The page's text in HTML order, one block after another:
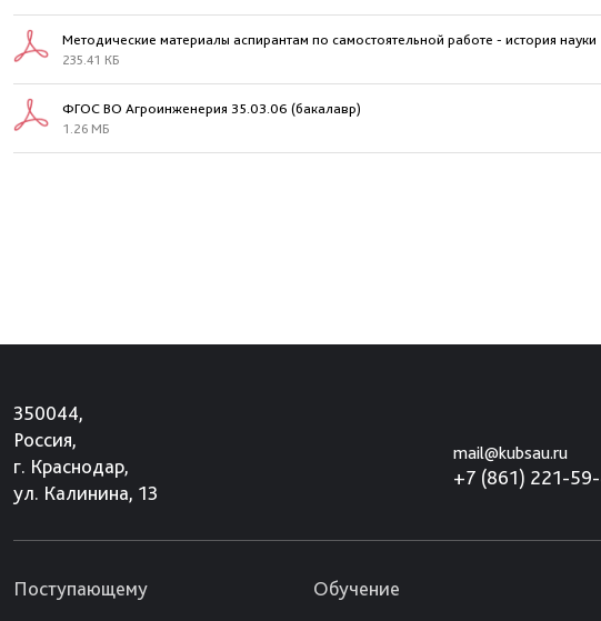
Методические материалы аспирантам по самостоятельной работе - история науки
235.41 КБ
ФГОС ВО Агроинженерия 35.03.06 (бакалавр)
1.26 МБ
350044,
Россия,
г. Краснодар,
ул. Калинина, 13
mail@kubsau.ru
+7 (861) 221-
Поступающему Обучение